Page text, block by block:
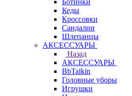
Ботинки
Кеды
Кроссовки
Сандалии
Шлепанцы
АКСЕССУАРЫ
Назад
АКСЕССУАРЫ
BbTalkin
Головные уборы
Игрушки